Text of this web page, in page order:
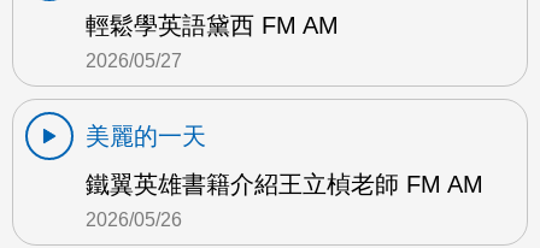
輕鬆學英語黛西 FM AM
2026/05/27
美麗的一天
鐵翼英雄書籍介紹王立楨老師 FM AM
2026/05/26